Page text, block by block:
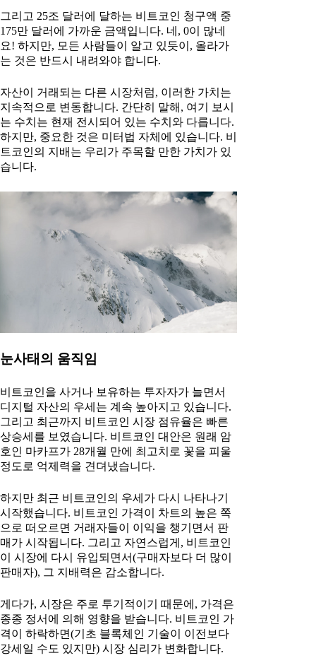
그리고 25조 달러에 달하는 비트코인 청구액 중
175만 달러에 가까운 금액입니다. 네, 0이 많네
요! 하지만, 모든 사람들이 알고 있듯이, 올라가
는 것은 반드시 내려와야 합니다.
자산이 거래되는 다른 시장처럼, 이러한 가치는
지속적으로 변동합니다. 간단히 말해, 여기 보시
는 수치는 현재 전시되어 있는 수치와 다릅니다.
하지만, 중요한 것은 미터법 자체에 있습니다. 비
트코인의 지배는 우리가 주목할 만한 가치가 있
습니다.
눈사태의 움직임
비트코인을 사거나 보유하는 투자자가 늘면서
디지털 자산의 우세는 계속 높아지고 있습니다.
그리고 최근까지 비트코인 시장 점유율은 빠른
상승세를 보였습니다. 비트코인 대안은 원래 암
호인 마카프가 28개월 만에 최고치로 꽃을 피울
정도로 억제력을 견뎌냈습니다.
하지만 최근 비트코인의 우세가 다시 나타나기
시작했습니다. 비트코인 가격이 차트의 높은 쪽
으로 떠오르면 거래자들이 이익을 챙기면서 판
매가 시작됩니다. 그리고 자연스럽게, 비트코인
이 시장에 다시 유입되면서(구매자보다 더 많이
판매자), 그 지배력은 감소합니다.
게다가, 시장은 주로 투기적이기 때문에, 가격은
종종 정서에 의해 영향을 받습니다. 비트코인 가
격이 하락하면(기초 블록체인 기술이 이전보다
강세일 수도 있지만) 시장 심리가 변화합니다.